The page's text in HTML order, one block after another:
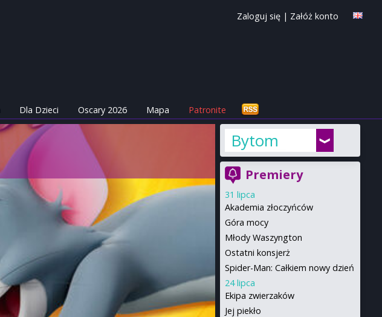
Zaloguj się | Załóż konto
Dla Dzieci Oscary 2026 Mapa Patronite
Bytom
Premiery
31 lipca
Akademia złoczyńców
Góra mocy
Młody Waszyngton
Ostatni konsjerż
Spider-Man: Całkiem nowy dzień
24 lipca
Ekipa zwierzaków
Jej piekło